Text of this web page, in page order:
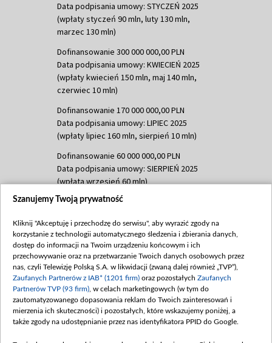
Data podpisania umowy: STYCZEŃ 2025
(wpłaty styczeń 90 mln, luty 130 mln,
marzec 130 mln)
Dofinansowanie 300 000 000,00 PLN
Data podpisania umowy: KWIECIEŃ 2025
(wpłaty kwiecień 150 mln, maj 140 mln,
czerwiec 10 mln)
Dofinansowanie 170 000 000,00 PLN
Data podpisania umowy: LIPIEC 2025
(wpłaty lipiec 160 mln, sierpień 10 mln)
Dofinansowanie 60 000 000,00 PLN
Data podpisania umowy: SIERPIEŃ 2025
(wpłata wrzesień 60 mln)
Dofinansowanie 635 783 051,21 PLN
(wpłata wrzesień 100 mln, październik 350
mln, listopad 265 mln)
Dofinansowanie 48 862 000,00 PLN
Data podpisania umowy: GRUDZIEŃ 2025
(wpłata grudzień 60,548 mln)
Dofinansowanie 900 000 000,00 PLN
Data podpisania umowy: LUTY 2026 (wpłata
Szanujemy Twoją prywatność
Kliknij "Akceptuję i przechodzę do serwisu", aby wyrazić zgody na
korzystanie z technologii automatycznego śledzenia i zbierania danych,
dostęp do informacji na Twoim urządzeniu końcowym i ich
przechowywanie oraz na przetwarzanie Twoich danych osobowych przez
nas, czyli Telewizję Polską S.A. w likwidacji (zwaną dalej również „TVP”),
Zaufanych Partnerów z IAB* (1201 firm) oraz pozostałych Zaufanych
Partnerów TVP (93 firm) , w celach marketingowych (w tym do
zautomatyzowanego dopasowania reklam do Twoich zainteresowań i
mierzenia ich skuteczności) i pozostałych, które wskazujemy poniżej, a
także zgody na udostępnianie przez nas identyfikatora PPID do Google.